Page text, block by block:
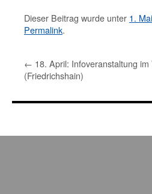
Dieser Beitrag wurde unter 1.
Permalink.
← 18. April: Infoveranstaltung im
(Friedrichshain)